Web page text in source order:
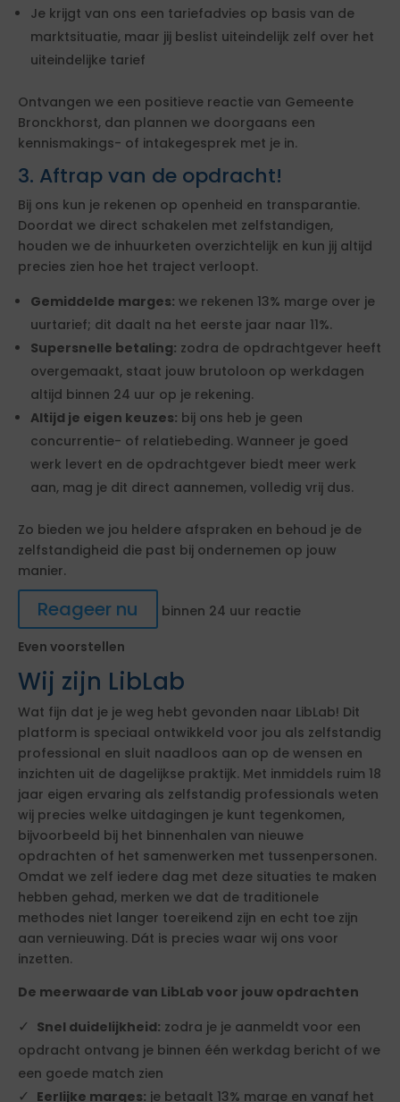
Je krijgt van ons een tariefadvies op basis van de
marktsituatie, maar jij beslist uiteindelijk zelf over het
uiteindelijke tarief
Ontvangen we een positieve reactie van Gemeente
Bronckhorst, dan plannen we doorgaans een
kennismakings- of intakegesprek met je in.
3. Aftrap van de opdracht!
Bij ons kun je rekenen op openheid en transparantie.
Doordat we direct schakelen met zelfstandigen,
houden we de inhuurketen overzichtelijk en kun jij altijd
precies zien hoe het traject verloopt.
Gemiddelde marges: we rekenen 13% marge over je
uurtarief; dit daalt na het eerste jaar naar 11%.
Supersnelle betaling: zodra de opdrachtgever heeft
overgemaakt, staat jouw brutoloon op werkdagen
altijd binnen 24 uur op je rekening.
Altijd je eigen keuzes: bij ons heb je geen
concurrentie- of relatiebeding. Wanneer je goed
werk levert en de opdrachtgever biedt meer werk
aan, mag je dit direct aannemen, volledig vrij dus.
Zo bieden we jou heldere afspraken en behoud je de
zelfstandigheid die past bij ondernemen op jouw
manier.
Reageer nu
binnen 24 uur reactie
Even voorstellen
Wij zijn LibLab
Wat fijn dat je je weg hebt gevonden naar LibLab! Dit
platform is speciaal ontwikkeld voor jou als zelfstandig
professional en sluit naadloos aan op de wensen en
inzichten uit de dagelijkse praktijk. Met inmiddels ruim 18
jaar eigen ervaring als zelfstandig professionals weten
wij precies welke uitdagingen je kunt tegenkomen,
bijvoorbeeld bij het binnenhalen van nieuwe
opdrachten of het samenwerken met tussenpersonen.
Omdat we zelf iedere dag met deze situaties te maken
hebben gehad, merken we dat de traditionele
methodes niet langer toereikend zijn en echt toe zijn
aan vernieuwing. Dát is precies waar wij ons voor
inzetten.
De meerwaarde van LibLab voor jouw opdrachten
Snel duidelijkheid: zodra je je aanmeldt voor een
opdracht ontvang je binnen één werkdag bericht of we
een goede match zien
Eerlijke marges: je betaalt 13% marge en vanaf het